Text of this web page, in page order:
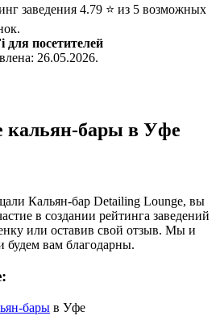
заведения 4.79 ⭐ из 5 возможных
посетителей
26.05.2026.
бары в Уфе
Кальян-бар Detailing Lounge, вы
в создании рейтинга заведений
или оставив свой отзыв. Мы и
будем вам благодарны.
бары в Уфе